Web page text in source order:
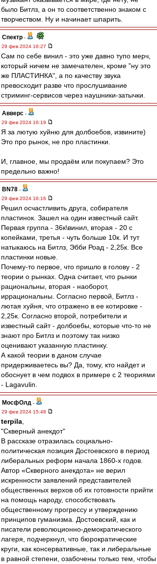
было Битлз, а он то соответственно знаком с
творчеством. Ну и начинает шпарить.
Спектр -
29 фев 2024 16:27
Сам по себе винил - это уже давно тупо мерч,
который ничем не замечателен, кроме "ну это
же ПЛАСТИНКА", а по качеству звука
превосходит разве что прослушивание
стриминг-сервисов через наушники-затычки.
Авверс -
29 фев 2024 16:19
Я за лютую хуйню для долбоебов, извините)
Это про рынок, не про пластинки.
И, главное, мы продаём или покупаем? Это
предельно важно!
BN78 -
29 фев 2024 16:16
Решил осчастливить друга, собирателя
пластинок. Зашел на один известный сайт.
Первая группа - 36к\винил, вторая - 20 с
копейками, третья - чуть больше 10к. И тут
натыкаюсь на Битлз, Эбби Роад - 2,25к. Все
пластинки новые.
Почему-то первое, что пришло в голову - 2
теории о рынках. Одна считает, что рынки
рациональны, вторая - наоборот,
иррациональны. Согласно первой, Битлз -
лютая хуйня, что отражено в ее котировке -
2,25к. Согласно второй, потребители и
известный сайт - долбоебы, которые что-то не
знают про Битлз и поэтому так низко
оценивают указанную пластинку.
А какой теории в даном случае
придерживаетесь вы? Да, тому, кто найдет и
обоснует в чем подвох в примере с 2 теориями
- Lagavulin.
МосфОлд -
29 фев 2024 15:48
terpila
"Скверный анекдот"
В рассказе отразилась социально-
политическая позиция Достоевского в период
либеральных реформ начала 1860-х годов.
Автор «Скверного анекдота» не верил
искренности заявлений представителей
общественных верхов об их готовности прийти
на помощь народу, способствовать
общественному прогрессу и утверждению
принципов гуманизма. Достоевский, как и
писатели революционно-демократического
лагеря, подчеркнул, что бюрократические
круги, как консервативные, так и либеральные
в равной степени, озабочены только тем, чтобы